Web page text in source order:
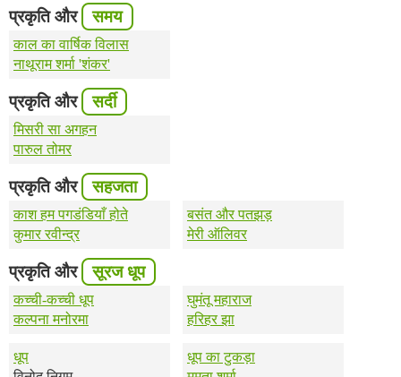
प्रकृति और समय
काल का वार्षिक विलास
नाथूराम शर्मा 'शंकर'
प्रकृति और सर्दी
मिसरी सा अगहन
पारुल तोमर
प्रकृति और सहजता
काश हम पगडंडियाँ होते
कुमार रवीन्द्र
बसंत और पतझड़
मेरी ऑलिवर
प्रकृति और सूरज धूप
कच्ची-कच्ची धूप
कल्पना मनोरमा
घुमंतू महाराज
हरिहर झा
धूप
धूप का टुकड़ा